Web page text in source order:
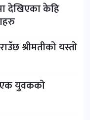
देखिएका केहि
श्रीमतीको यस्तो
एक युवकको